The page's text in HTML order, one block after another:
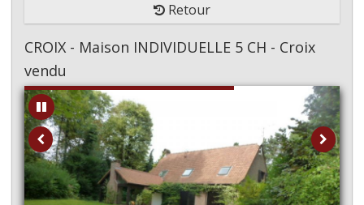
Retour
CROIX - Maison INDIVIDUELLE 5 CH - Croix
vendu